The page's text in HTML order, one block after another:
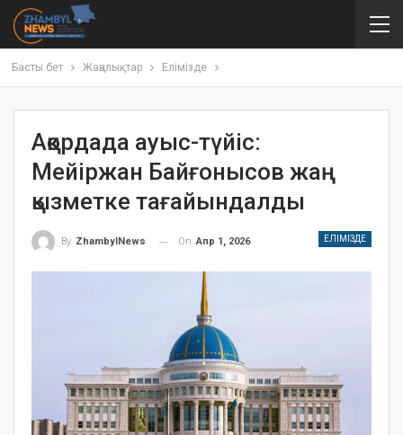
Басты бет Жаңалықтар Елімізде
Ақордада ауыс-түйіс:
Мейіржан Байғонысов жаң
қызметке тағайындалды
ЕЛІМІЗДЕ
By ZhambylNews On Апр 1, 2026